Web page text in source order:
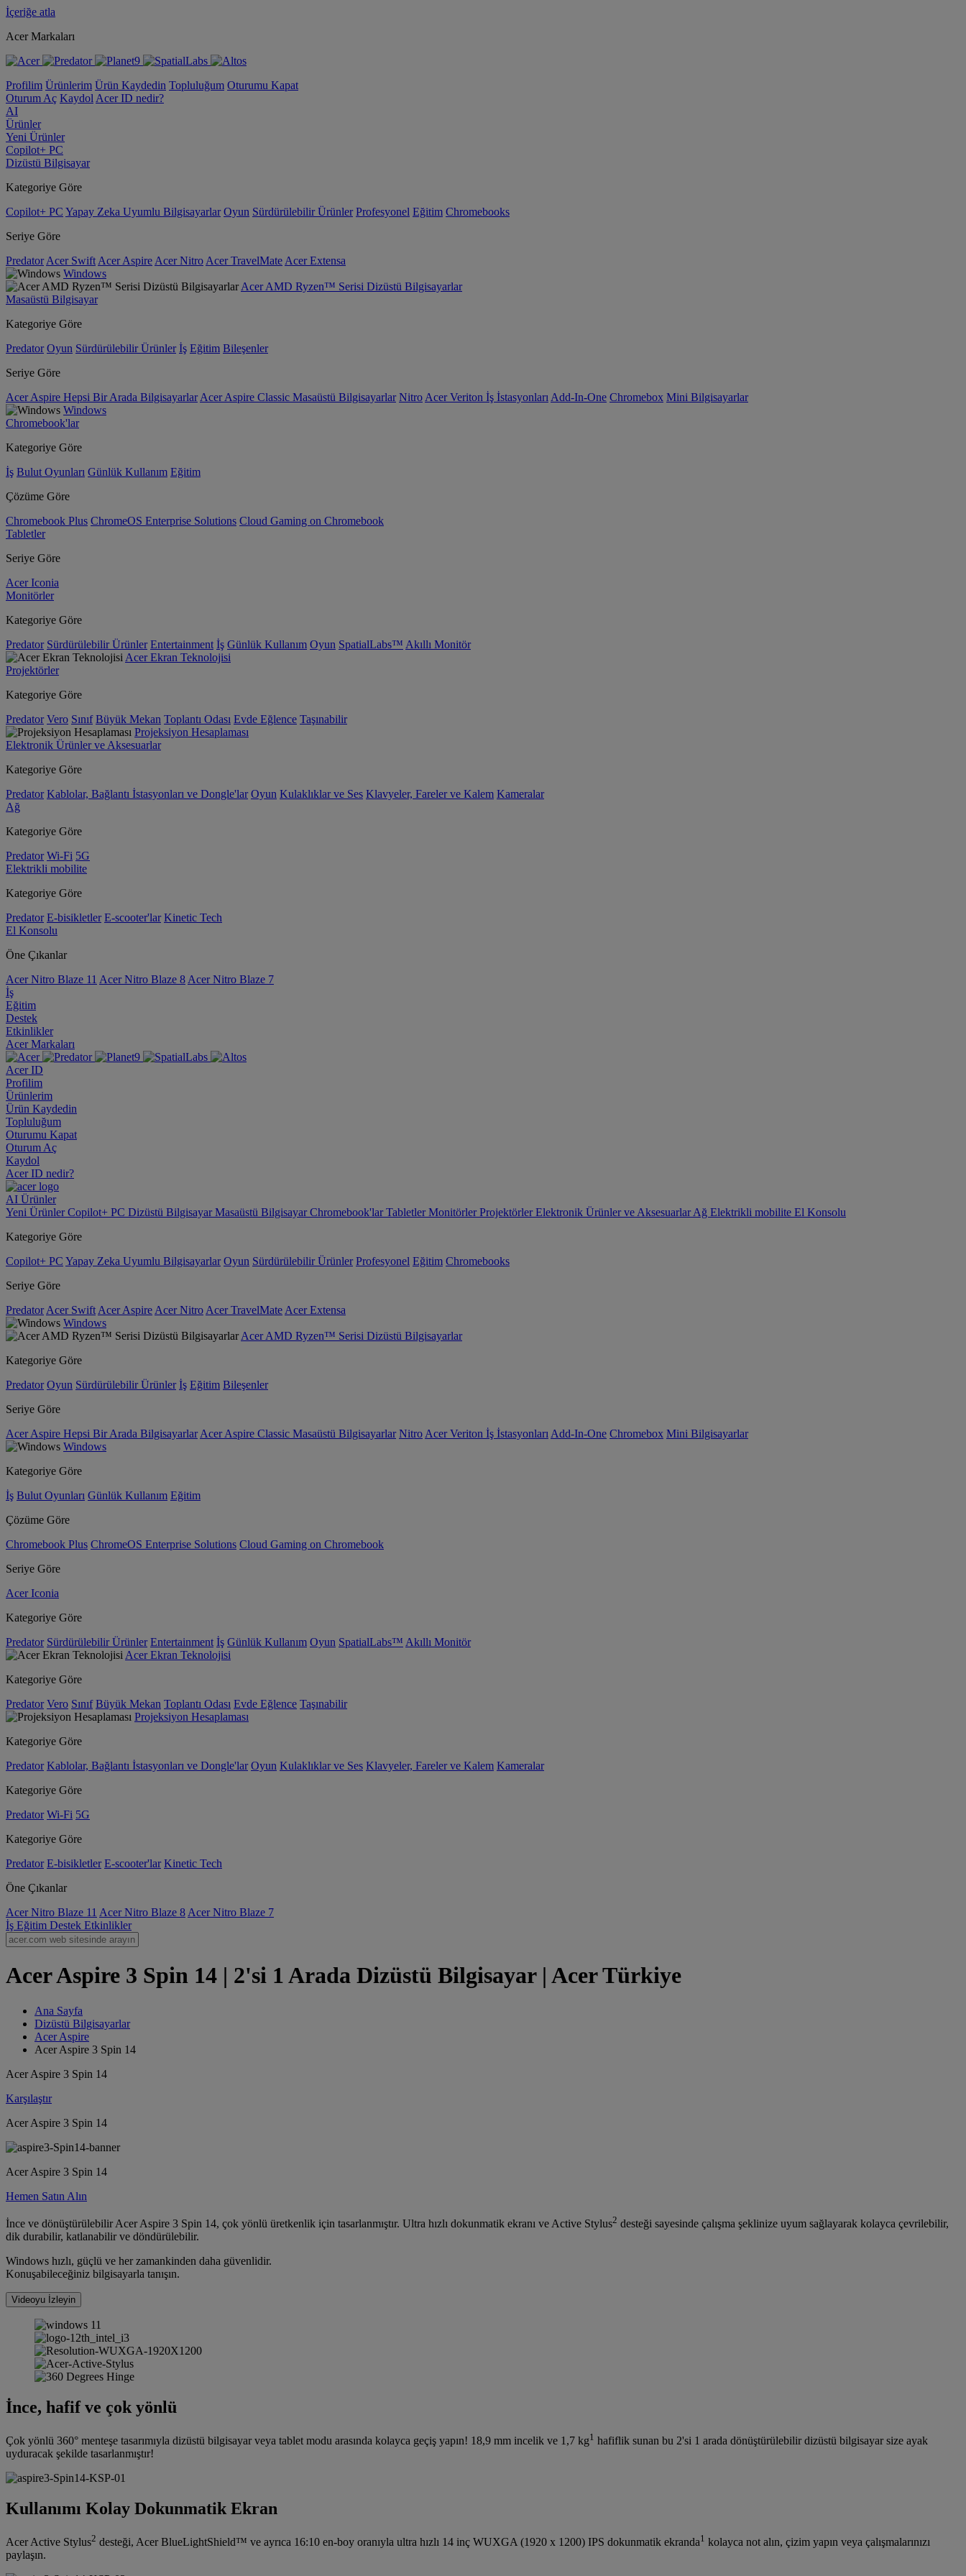
İçeriğe atla
Acer Markaları
Profilim Ürünlerim Ürün Kaydedin Topluluğum Oturumu Kapat
Oturum Aç Kaydol Acer ID nedir?
AI
Ürünler
Yeni Ürünler
Copilot+ PC
Dizüstü Bilgisayar
Kategoriye Göre
Copilot+ PC Yapay Zeka Uyumlu Bilgisayarlar Oyun Sürdürülebilir Ürünler Profesyonel Eğitim Chromebooks
Seriye Göre
Predator Acer Swift Acer Aspire Acer Nitro Acer TravelMate Acer Extensa
Windows
Acer AMD Ryzen™ Serisi Dizüstü Bilgisayarlar
Masaüstü Bilgisayar
Kategoriye Göre
Predator Oyun Sürdürülebilir Ürünler İş Eğitim Bileşenler
Seriye Göre
Acer Aspire Hepsi Bir Arada Bilgisayarlar Acer Aspire Classic Masaüstü Bilgisayarlar Nitro Acer Veriton İş İstasyonları Add-In-One Chromebox Mini Bilgisayarlar
Windows
Chromebook'lar
Kategoriye Göre
İş Bulut Oyunları Günlük Kullanım Eğitim
Çözüme Göre
Chromebook Plus ChromeOS Enterprise Solutions Cloud Gaming on Chromebook
Tabletler
Seriye Göre
Acer Iconia
Monitörler
Kategoriye Göre
Predator Sürdürülebilir Ürünler Entertainment İş Günlük Kullanım Oyun SpatialLabs™ Akıllı Monitör
Acer Ekran Teknolojisi
Projektörler
Kategoriye Göre
Predator Vero Sınıf Büyük Mekan Toplantı Odası Evde Eğlence Taşınabilir
Projeksiyon Hesaplaması
Elektronik Ürünler ve Aksesuarlar
Kategoriye Göre
Predator Kablolar, Bağlantı İstasyonları ve Dongle'lar Oyun Kulaklıklar ve Ses Klavyeler, Fareler ve Kalem Kameralar
Ağ
Kategoriye Göre
Predator Wi-Fi 5G
Elektrikli mobilite
Kategoriye Göre
Predator E-bisikletler E-scooter'lar Kinetic Tech
El Konsolu
Öne Çıkanlar
Acer Nitro Blaze 11 Acer Nitro Blaze 8 Acer Nitro Blaze 7
İş
Eğitim
Destek
Etkinlikler
Acer Markaları
Acer ID
Profilim
Ürünlerim
Ürün Kaydedin
Topluluğum
Oturumu Kapat
Oturum Aç
Kaydol
Acer ID nedir?
AI Ürünler
Yeni ÜrünlerCopilot+ PC Dizüstü BilgisayarMasaüstü BilgisayarChromebook'larTabletlerMonitörlerProjektörlerElektronik Ürünler ve AksesuarlarAğ Elektrikli mobilite El Konsolu
Kategoriye Göre
Copilot+ PC Yapay Zeka Uyumlu Bilgisayarlar Oyun Sürdürülebilir Ürünler Profesyonel Eğitim Chromebooks
Seriye Göre
Predator Acer Swift Acer Aspire Acer Nitro Acer TravelMate Acer Extensa
Windows
Acer AMD Ryzen™ Serisi Dizüstü Bilgisayarlar
Kategoriye Göre
Predator Oyun Sürdürülebilir Ürünler İş Eğitim Bileşenler
Seriye Göre
Acer Aspire Hepsi Bir Arada Bilgisayarlar Acer Aspire Classic Masaüstü Bilgisayarlar Nitro Acer Veriton İş İstasyonları Add-In-One Chromebox Mini Bilgisayarlar
Windows
Kategoriye Göre
İş Bulut Oyunları Günlük Kullanım Eğitim
Çözüme Göre
Chromebook Plus ChromeOS Enterprise Solutions Cloud Gaming on Chromebook
Seriye Göre
Acer Iconia
Kategoriye Göre
Predator Sürdürülebilir Ürünler Entertainment İş Günlük Kullanım Oyun SpatialLabs™ Akıllı Monitör
Acer Ekran Teknolojisi
Kategoriye Göre
Predator Vero Sınıf Büyük Mekan Toplantı Odası Evde Eğlence Taşınabilir
Projeksiyon Hesaplaması
Kategoriye Göre
Predator Kablolar, Bağlantı İstasyonları ve Dongle'lar Oyun Kulaklıklar ve Ses Klavyeler, Fareler ve Kalem Kameralar
Kategoriye Göre
Predator Wi-Fi 5G
Kategoriye Göre
Predator E-bisikletler E-scooter'lar Kinetic Tech
Öne Çıkanlar
Acer Nitro Blaze 11 Acer Nitro Blaze 8 Acer Nitro Blaze 7
İş Eğitim Destek Etkinlikler
Acer Aspire 3 Spin 14 | 2'si 1 Arada Dizüstü Bilgisayar | Acer Türkiye
Ana Sayfa
Dizüstü Bilgisayarlar
Acer Aspire
Acer Aspire 3 Spin 14
Acer Aspire 3 Spin 14
Karşılaştır
Acer Aspire 3 Spin 14
Acer Aspire 3 Spin 14
Hemen Satın Alın
İnce ve dönüştürülebilir Acer Aspire 3 Spin 14, çok yönlü üretkenlik için tasarlanmıştır. Ultra hızlı dokunmatik ekranı ve Active Stylus2 desteği sayesinde çalışma şeklinize uyum sağlayarak kolayca çevrilebilir,
dik durabilir, katlanabilir ve döndürülebilir.
Windows hızlı, güçlü ve her zamankinden daha güvenlidir.
Konuşabileceğiniz bilgisayarla tanışın.
Videoyu İzleyin
İnce, hafif ve çok yönlü
Çok yönlü 360° menteşe tasarımıyla dizüstü bilgisayar veya tablet modu arasında kolayca geçiş yapın! 18,9 mm incelik ve 1,7 kg1 hafiflik sunan bu 2'si 1 arada dönüştürülebilir dizüstü bilgisayar size ayak
uyduracak şekilde tasarlanmıştır!
Kullanımı Kolay Dokunmatik Ekran
Acer Active Stylus2 desteği, Acer BlueLightShield™ ve ayrıca 16:10 en-boy oranıyla ultra hızlı 14 inç WUXGA (1920 x 1200) IPS dokunmatik ekranda1 kolayca not alın, çizim yapın veya çalışmalarınızı
paylaşın.